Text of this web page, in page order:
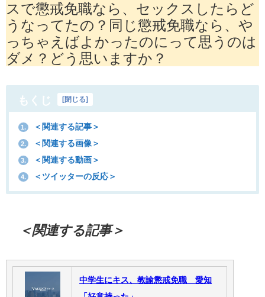
スで懲戒免職なら、セックスしたらど
うなってたの？同じ懲戒免職なら、や
っちゃえばよかったのにって思うのは
ダメ？どう思いますか？
もくじ [閉じる]
1. ＜関連する記事＞
2. ＜関連する画像＞
3. ＜関連する動画＞
4. ＜ツイッターの反応＞
＜関連する記事＞
中学生にキス、教諭懲戒免職 愛知